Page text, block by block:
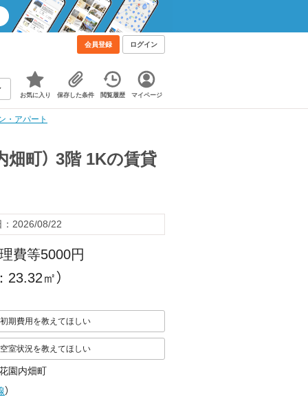
会員登録 ログイン
お気に入り 保存した条件 閲覧履歴 マイページ
・アパート
町） 3階 1Kの賃貸
：2026/08/22
費等5000円
23.32㎡）
初期費用を教えてほしい
空室状況を教えてほしい
園内畑町
）